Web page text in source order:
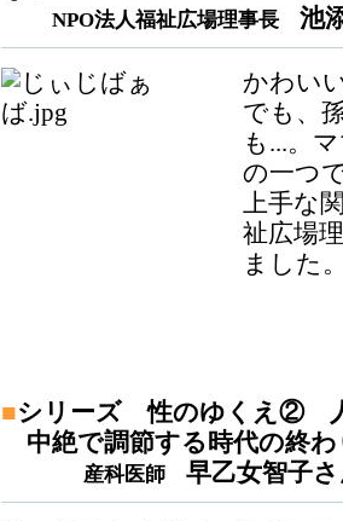
NPO法人福祉広場理事長 池
かわい
でも、
も...。
の一つ
上手な
祉広場
ました
■シリーズ 性のゆくえ②
中絶で調節する時代の終わ
産科医師 早乙女智子